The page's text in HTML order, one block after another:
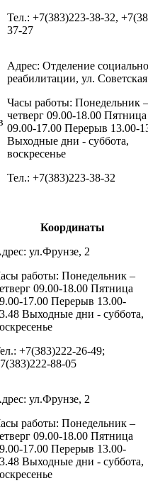
Тел.: +7(383)223-38-32,
37-27
Адрес: Отделение
реабилитации, ул.
Часы работы: Понедельник –
четверг 09.00-18.00 Пятница
09.00-17.00 Перерыв 13.00-
Выходные дни - суббота,
воскресенье
Тел.: +7(383)223-38-32
Координаты
ул.Фрунзе, 2
работы: Понедельник –
09.00-18.00 Пятница
17.00 Перерыв 13.00-
Выходные дни - суббота,
+7(383)222-26-49;
88-05
ул.Фрунзе, 2
работы: Понедельник –
09.00-18.00 Пятница
17.00 Перерыв 13.00-
Выходные дни - суббота,